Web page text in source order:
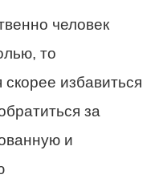
человек
то
избавиться
за
и